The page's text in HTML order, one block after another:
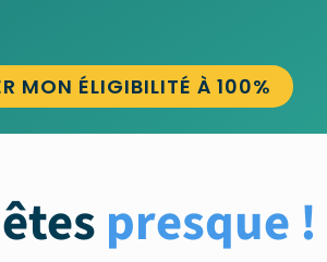
MON ÉLIGIBILITÉ À 100%
presque !